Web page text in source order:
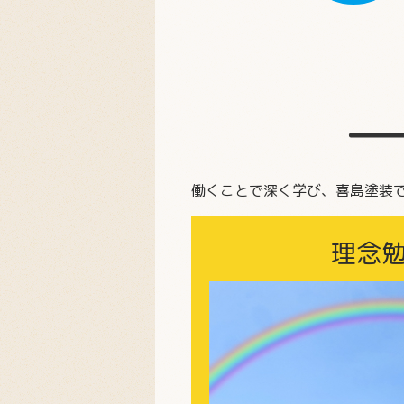
働くことで深く学び、喜島塗装
理念